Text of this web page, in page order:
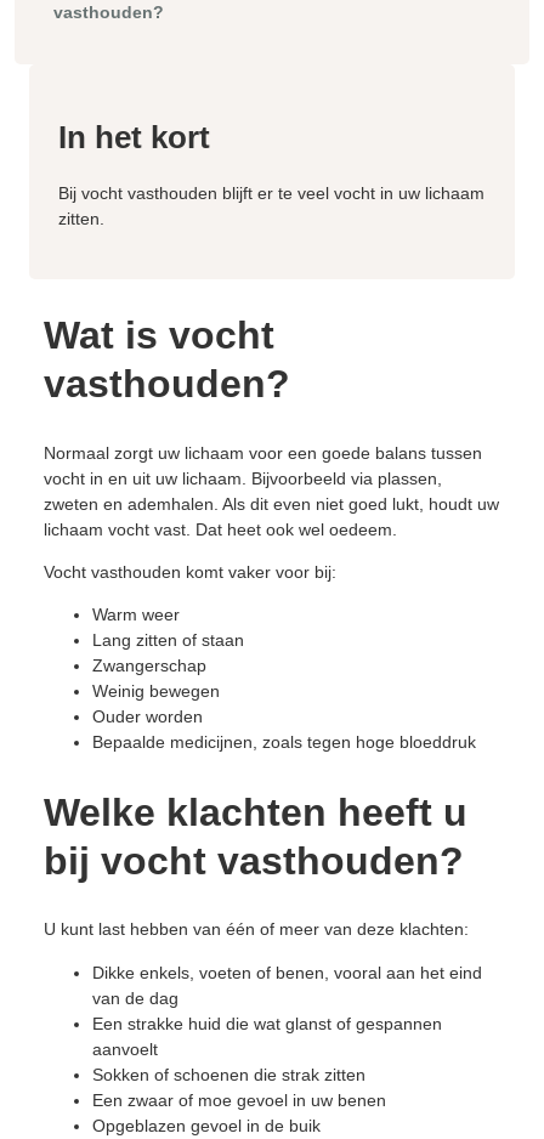
vasthouden?
In het kort
Bij vocht vasthouden blijft er te veel vocht in uw lichaam
zitten.
Wat is vocht
vasthouden?
Normaal zorgt uw lichaam voor een goede balans tussen
vocht in en uit uw lichaam. Bijvoorbeeld via plassen,
zweten en ademhalen. Als dit even niet goed lukt, houdt uw
lichaam vocht vast. Dat heet ook wel oedeem.
Vocht vasthouden komt vaker voor bij:
Warm weer
Lang zitten of staan
Zwangerschap
Weinig bewegen
Ouder worden
Bepaalde medicijnen, zoals tegen hoge bloeddruk
Welke klachten heeft u
bij vocht vasthouden?
U kunt last hebben van één of meer van deze klachten:
Dikke enkels, voeten of benen, vooral aan het eind
van de dag
Een strakke huid die wat glanst of gespannen
aanvoelt
Sokken of schoenen die strak zitten
Een zwaar of moe gevoel in uw benen
Opgeblazen gevoel in de buik